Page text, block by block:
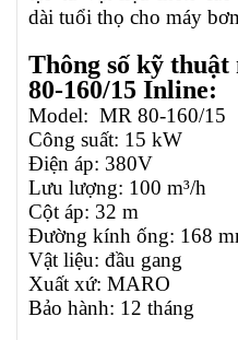
dài tuổi thọ cho máy
Thông số kỹ
80-160/15 Inline:
Model: MR 80-160/15
Công suất: 15 kW
Điện áp: 380V
Lưu lượng: 100 m³/h
Cột áp: 32 m
Đường kính ống: 168
Vật liệu: đầu gang
Xuất xứ: MARO
Bảo hành: 12 tháng